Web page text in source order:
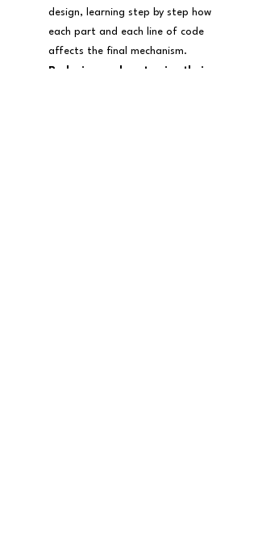
design, learning step by step how
each part and each line of code
affects the final mechanism.
Redesign and customize their